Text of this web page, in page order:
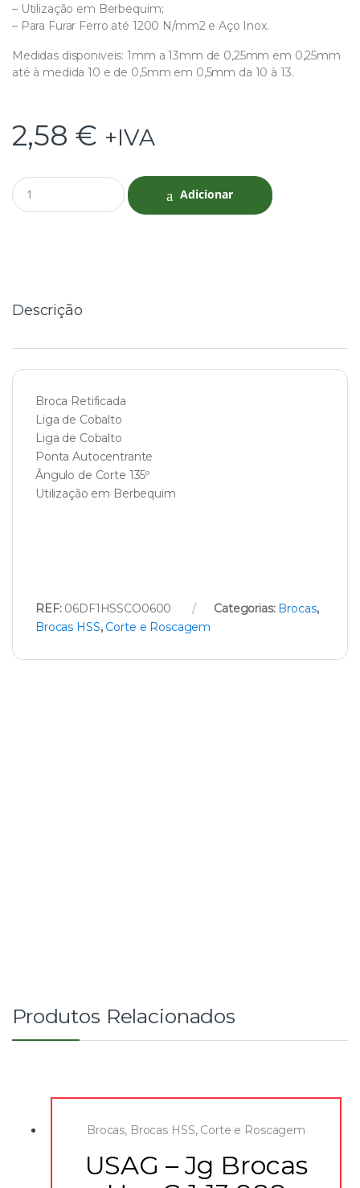
– Utilização em Berbequim;
– Para Furar Ferro até 1200 N/mm2 e Aço Inox.
Medidas disponiveis: 1mm a 13mm de 0,25mm em 0,25mm
até à medida 10 e de 0,5mm em 0,5mm da 10 à 13.
2,58 € +IVA
Q
u
Adicionar
Descrição
Broca Retificada
Liga de Cobalto
Liga de Cobalto
Ponta Autocentrante
Ângulo de Corte 135º
Utilização em Berbequim
REF: 06DF1HSSCO0600 Categorias: Brocas,
Brocas HSS, Corte e Roscagem
Produtos Relacionados
Brocas, Brocas HSS, Corte e Roscagem
USAG – Jg Brocas